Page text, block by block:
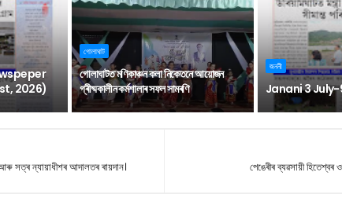
2026)
গোলাঘাট
গোলাঘাটত মণিকাঞ্চন কলা নিকেতনে আয়োজন
গ্ৰীষ্মকালীন কৰ্মশালাৰ সফল সামৰণি
জননী
Janani 3
পেঙেৰীৰ ব্যৱসায়ী
সত্ৰ ন্যায়াধীশৰ আদালতৰ ৰায়দান।